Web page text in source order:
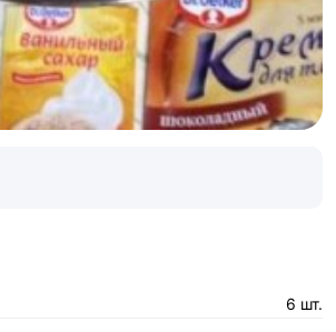
6 шт.